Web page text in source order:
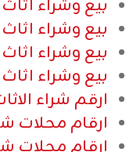
بيع وشراء
بيع وشراء
بيع وشراء
بيع وشراء
ارقم شراء
ارقام محلات